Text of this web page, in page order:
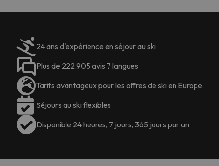
24 ans d'expérience en séjour au ski
Plus de 222.905 avis 7 langues
Tarifs avantageux pour les offres de ski en Europe
Séjours au ski flexibles
Disponible 24 heures, 7 jours, 365 jours par an